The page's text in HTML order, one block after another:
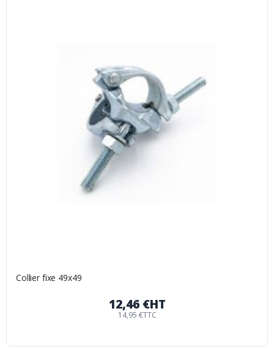
Collier fixe 49x49
12,46 €HT
14,95 €TTC